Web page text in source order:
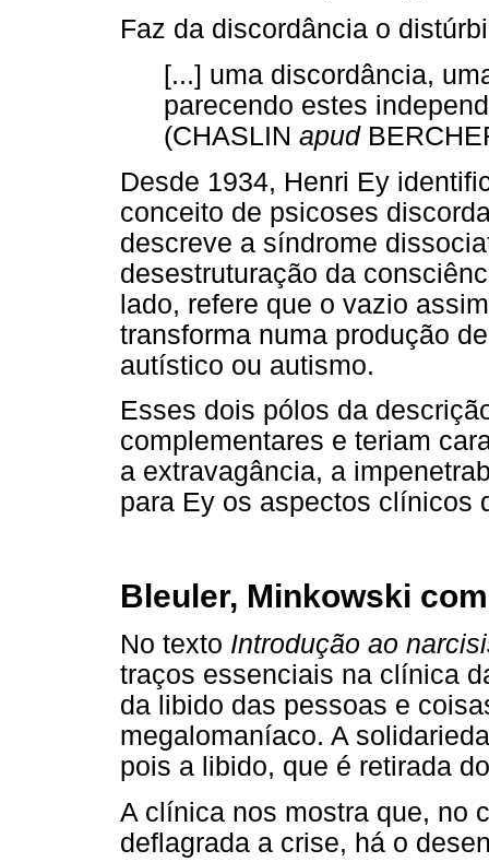
Faz da discordância o
[...] uma discordância,
parecendo estes
(CHASLIN apud
Desde 1934, Henri Ey
conceito de psicoses
descreve a síndrome
desestruturação da
lado, refere que o vazio
transforma numa produção
autístico ou autismo.
Esses dois pólos da
complementares e teriam
a extravagância, a
para Ey os aspectos clínicos
Bleuler, Minkowski
No texto Introdução ao
traços essenciais na clínica
da libido das pessoas e
megalomaníaco. A
pois a libido, que é retirada
A clínica nos mostra que, no
deflagrada a crise, há o